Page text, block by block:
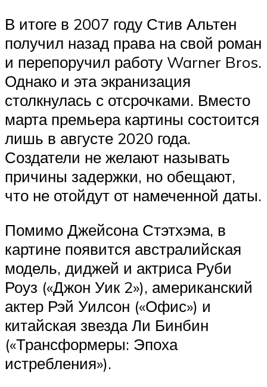
В итоге в 2007 году Стив Альтен
получил назад права на свой роман
и перепоручил работу Warner Bros.
Однако и эта экранизация
столкнулась с отсрочками. Вместо
марта премьера картины состоится
лишь в августе 2020 года.
Создатели не желают называть
причины задержки, но обещают,
что не отойдут от намеченной даты.
Помимо Джейсона Стэтхэма, в
картине появится австралийская
модель, диджей и актриса Руби
Роуз («Джон Уик 2»), американский
актер Рэй Уилсон («Офис») и
китайская звезда Ли Бинбин
(«Трансформеры: Эпоха
истребления»).